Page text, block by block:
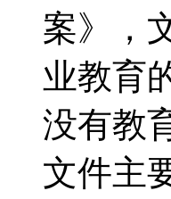
案》，
业教育
没有教
文件主